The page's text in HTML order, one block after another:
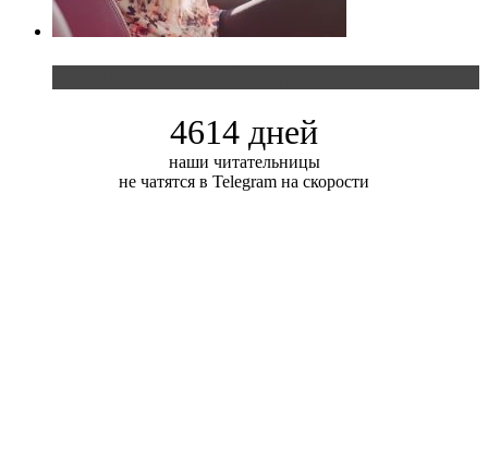
4614 дней
наши читательницы
не чатятся в Telegram на скорости